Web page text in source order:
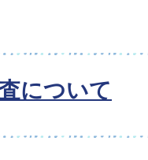
について